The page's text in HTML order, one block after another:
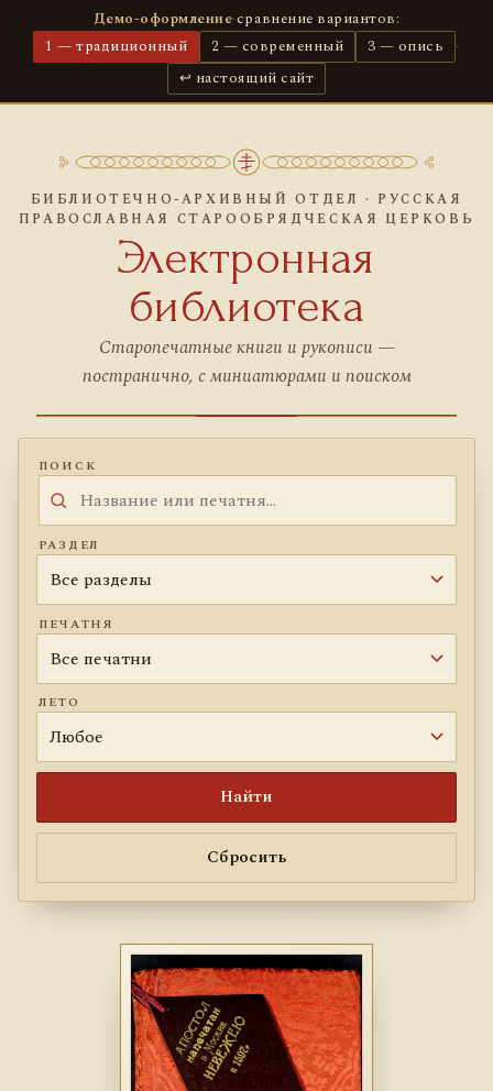
Демо-оформление·сравнение вариантов:
1 — традиционный
2 — современный 3 — опись
·
↩ настоящий сайт
БИБЛИОТЕЧНО-АРХИВНЫЙ ОТДЕЛ · РУССКАЯ
ПРАВОСЛАВНАЯ СТАРООБРЯДЧЕСКАЯ ЦЕРКОВЬ
Электронная
библиотека
Старопечатные книги и рукописи —
постранично, с миниатюрами и поиском
ПОИСК
РАЗДЕЛ
ПЕЧАТНЯ
ЛЕТО
Найти
Сбросить